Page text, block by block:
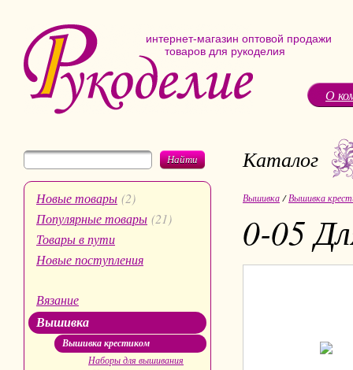
интернет-магазин оптовой продажи
товаров для рукоделия
О
Найти
Новые товары (2)
Популярные товары (21)
Товары в пути
Новые поступления
Вязание
Вышивка
Вышивка крестиком
Наборы для вышивания
Каталог
Вышивка /Вышивка
0-05